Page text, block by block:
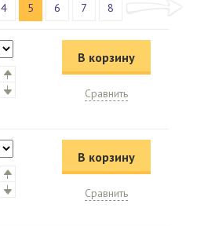
4 5 6 7 8
В корзину
Сравнить
В корзину
Сравнить